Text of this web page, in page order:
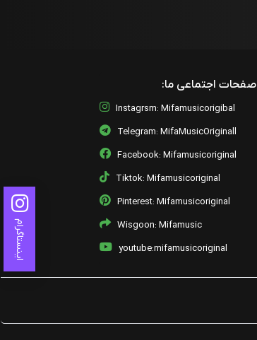
صفحات اجتماعی ما:
Instagrsm: Mifamusicorigibal
Telegram: MifaMusicOriginall
Facebook: Mifamusicoriginal
Tiktok: Mifamusicoriginal
Pinterest: Mifamusicoriginal
Wisgoon: Mifamusic
youtube:mifamusicoriginal
اینستاگرام